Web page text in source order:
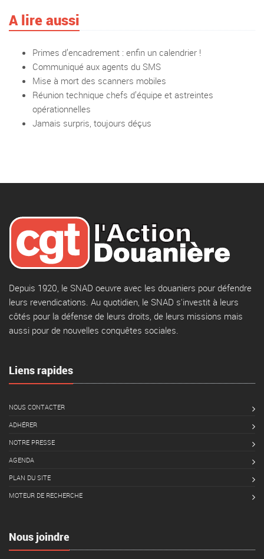
A lire aussi
Primes d’encadrement : enfin un calendrier !
Communiqué aux agents du SMS
Mise à mort des scanners mobiles
Réunion technique chefs d’équipe et astreintes
opérationnelles
Jamais surpris, toujours déçus
Depuis 1920, le SNAD oeuvre avec les douaniers pour défendre
leurs revendications. Au quotidien, le SNAD s'investit à leurs
côtés pour la défense de leurs droits, de leurs missions mais
aussi pour de nouvelles conquêtes sociales.
Liens rapides
NOUS CONTACTER
ADHÉRER
NOTRE PRESSE
AGENDA
PLAN DU SITE
MOTEUR DE RECHERCHE
Nous joindre